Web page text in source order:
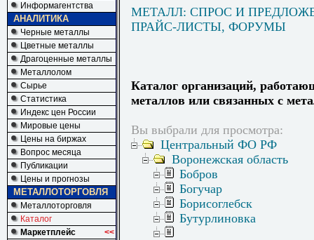
Информагентства
АНАЛИТИКА
Черные металлы
Цветные металлы
Драгоценные металлы
Металлолом
Сырье
Статистика
Индекс цен России
Мировые цены
Цены на биржах
Вопрос месяца
Публикации
Цены и прогнозы
МЕТАЛЛОТОРГОВЛЯ
Металлоторговля
Каталог
Маркетплейс
<<
МЕТАЛЛ: СПРОС И
ПРАЙС-ЛИСТЫ, ФОРУМЫ
Каталог организаций,
металлов или связанных с
Вы выбрали для просмотра:
Центральный ФО РФ
Воронежская область
Бобров
Богучар
Борисоглебск
Бутурлиновка